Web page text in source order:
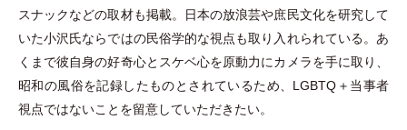
スナックなどの取材も掲載。日本の放浪芸や庶民文化を研究して
いた小沢氏ならではの民俗学的な視点も取り入れられている。あ
くまで彼自身の好奇心とスケベ心を原動力にカメラを手に取り、
昭和の風俗を記録したものとされているため、LGBTQ＋当事者
視点ではないことを留意していただきたい。